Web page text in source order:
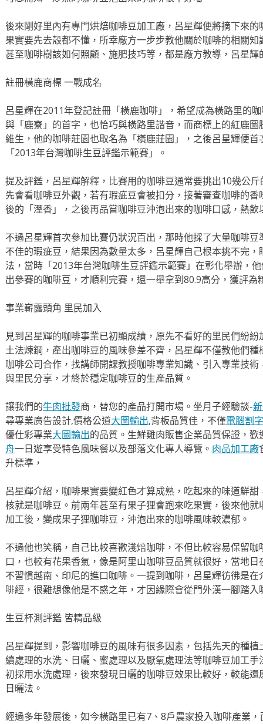
後來剛好里內有專門烘焙咖啡豆加工廠，呂星輝便將摘下來
果實要先去殼都不懂，所幸廠方一步步教他關於咖啡的相關
甚至咖啡樹該如何照顧、施肥技巧等，都是廠方教導，呂星
註冊橫鹿商標 一戰成名
呂星輝在2011年登記註冊「橫鹿咖啡」，希望成為橫路里的
與「鹿寮」的首字，也恰巧與橫路里諧音，而商標上的紅鹿
維生，他的咖啡莊園也取名為「橫鹿莊園」，之後呂星輝便
「2013年台灣咖啡生豆評鑑示範賽」。
提及評鑑，呂星輝解釋，比賽用的咖啡豆通常要挑出10幾公
先會看咖啡豆外觀，若有瑕疵豆會被扣分，接著審查咖啡的
後的「溼香」，之後再品嘗咖啡豆沖泡出來的咖啡口感，熱飲
不過呂星輝首次參加比賽仍狀況百出，那時他採了大量咖啡
不佳的瑕疵豆，結果因為數量太多，呂星輝自己根本挑不完
法，當時「2013年台灣咖啡生豆評鑑示範賽」在彰化舉辦，
出參賽的咖啡豆，才順利完賽，還一舉拿到80.9高分，獲評為
事業嶄露頭角 里民加入
見到呂星輝的咖啡事業已初顯成績，原先不看好的里民們紛
土法煉鋼，產出咖啡豆的風味參差不齊，呂星輝不僅教他們
咖啡公司合作，找講師開課教授咖啡專業知識、引入專業技
與里民分享，才終於穩定咖啡豆的生產品質。
讓我們的牛肉批發商，替您的產品打開市場。坐月子經驗談-
尋專業廣告設計,價格公道大圖輸出,背板品質佳，不僅電腦割字
優仕彩專業大圖輸出的品質。生鮮雞肉販售企業品質保證，歡
舟一日遊享受特色風味餐以及部落文化專人導覽。 肉品加工廠
升標準，
呂星輝介紹，咖啡果實要變紅色才算成熟，吃起來的味道鮮
核就是咖啡豆。前兩年甚至有果子狸會跑來吃果實，後來他
加工後，變成果子狸咖啡豆，沖泡出來的咖啡風味較濃郁。
不過他也笑稱，自己比較喜歡淺焙咖啡，不但比較容易保留
口，也較有花果香氣，像是阿里山咖啡豆品質就很好，當地
不習慣越南、印尼的進口咖啡。一提到咖啡，呂星輝彷彿是
啡經，很難想像他是不惑之年，才因緣際會從門外漢一腳踏入
生豆杯測評鑑 皆精品級
呂星輝提到，影響咖啡豆的風味有很多因素，包括先天的種
續處理的水洗、日曬、蜜處理以及厭氧處理法等咖啡豆加工
初採用水洗處理，後來發現日曬的咖啡豆效果比較好，較能
日曬法。
經過多年發展後，如今橫路里已有7、8戶農家投入咖啡產業